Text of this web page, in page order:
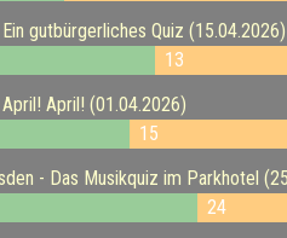
gutbürgerliches Quiz (15.04.2026)
13
April! (01.04.2026)
15
- Das Musikquiz im Parkhotel
24